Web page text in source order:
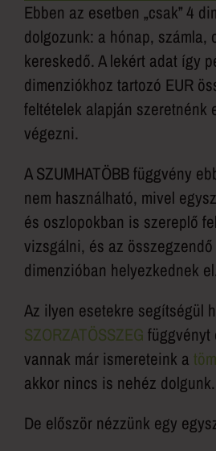
Ebben az esetben „csak” 4
dolgozunk: a hónap, számla,
kereskedő. A lekért adat így
dimenziókhoz tartozó EUR
feltételek alapján szeretnénk
végezni.
A SZUMHATÖBB függvény
nem használható, mivel
és oszlopokban is szereplő
vizsgálni, és az
dimenzióban helyezkednek el.
Az ilyen esetekre segítségül
SZORZATÖSSZEG függvényt
vannak már ismereteink a
akkor nincs is nehéz dolgunk.
De először nézzünk egy